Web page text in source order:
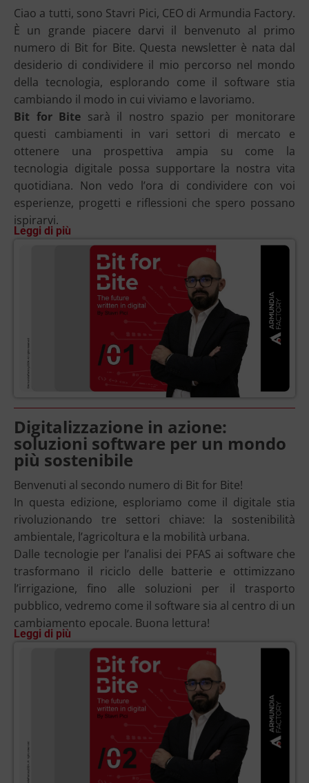
Ciao a tutti, sono Stavri Pici, CEO di Armundia Factory.
È un grande piacere darvi il benvenuto al primo
numero di Bit for Bite. Questa newsletter è nata dal
desiderio di condividere il mio percorso nel mondo
della tecnologia, esplorando come il software stia
cambiando il modo in cui viviamo e lavoriamo.
Bit for Bite sarà il nostro spazio per monitorare
questi cambiamenti in vari settori di mercato e
ottenere una prospettiva ampia su come la
tecnologia digitale possa supportare la nostra vita
quotidiana. Non vedo l’ora di condividere con voi
esperienze, progetti e riflessioni che spero possano
ispirarvi.
Leggi di più
Digitalizzazione in azione:
soluzioni software per un mondo
più sostenibile
Benvenuti al secondo numero di Bit for Bite!
In questa edizione, esploriamo come il digitale stia
rivoluzionando tre settori chiave: la sostenibilità
ambientale, l’agricoltura e la mobilità urbana.
Dalle tecnologie per l’analisi dei PFAS ai software che
trasformano il riciclo delle batterie e ottimizzano
l’irrigazione, fino alle soluzioni per il trasporto
pubblico, vedremo come il software sia al centro di un
cambiamento epocale. Buona lettura!
Leggi di più